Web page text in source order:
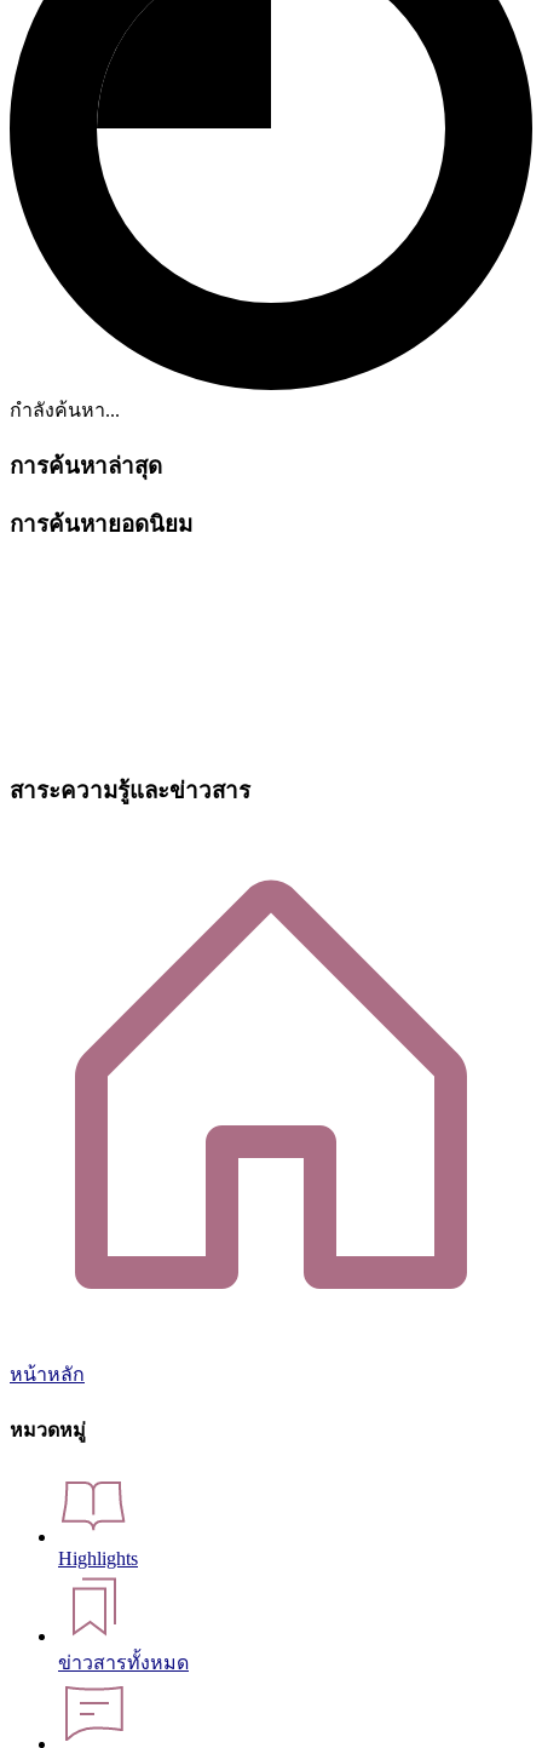
กำลังค้นหา...
การค้นหาล่าสุด
การค้นหายอดนิยม
สาระความรู้และข่าวสาร
หน้าหลัก
หมวดหมู่
Highlights
ข่าวสารทั้งหมด